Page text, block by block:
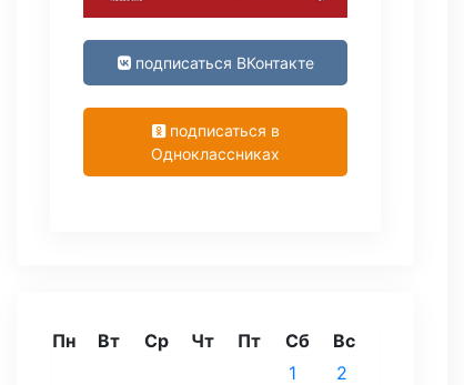
подписаться ВКонтакте
подписаться в
Одноклассниках
Пн Вт Ср Чт Пт Сб Вс
1
2